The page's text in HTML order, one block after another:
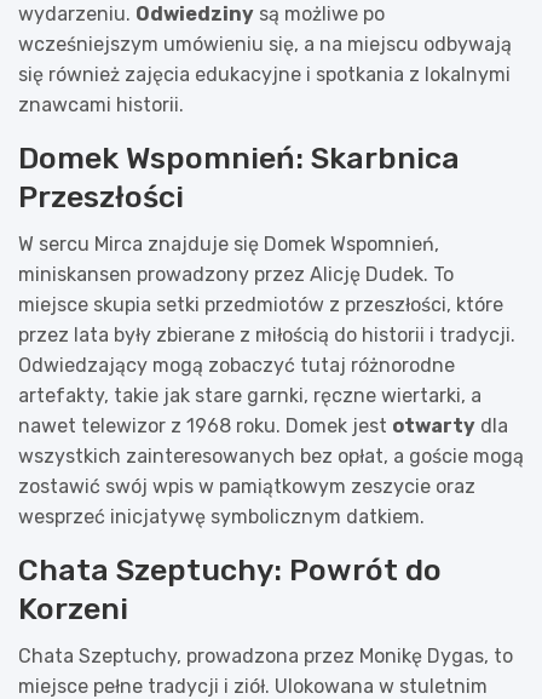
wydarzeniu. Odwiedziny są możliwe po
wcześniejszym umówieniu się, a na miejscu odbywają
się również zajęcia edukacyjne i spotkania z lokalnymi
znawcami historii.
Domek Wspomnień: Skarbnica
Przeszłości
W sercu Mirca znajduje się Domek Wspomnień,
miniskansen prowadzony przez Alicję Dudek. To
miejsce skupia setki przedmiotów z przeszłości, które
przez lata były zbierane z miłością do historii i tradycji.
Odwiedzający mogą zobaczyć tutaj różnorodne
artefakty, takie jak stare garnki, ręczne wiertarki, a
nawet telewizor z 1968 roku. Domek jest otwarty dla
wszystkich zainteresowanych bez opłat, a goście mogą
zostawić swój wpis w pamiątkowym zeszycie oraz
wesprzeć inicjatywę symbolicznym datkiem.
Chata Szeptuchy: Powrót do
Korzeni
Chata Szeptuchy, prowadzona przez Monikę Dygas, to
miejsce pełne tradycji i ziół. Ulokowana w stuletnim